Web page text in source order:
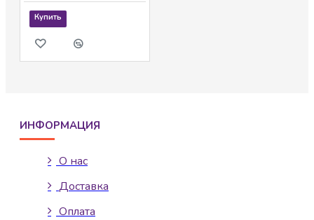
Купить
ИНФОРМАЦИЯ
О нас
Доставка
Оплата